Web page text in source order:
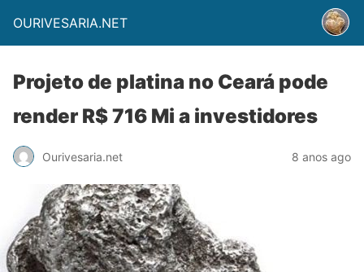
OURIVESARIA.NET
Projeto de platina no Ceará pode
render R$ 716 Mi a investidores
Ourivesaria.net 8 anos ago